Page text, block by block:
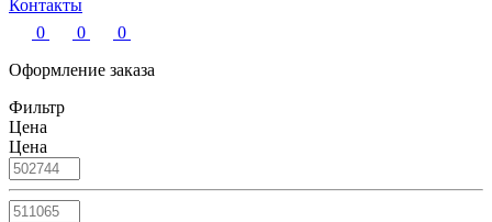
Контакты
0
0
0
Оформление заказа
Фильтр
Цена
Цена